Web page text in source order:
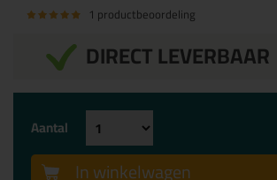
1 productbeoordeling
DIRECT LEVERBAAR
Aantal
In winkelwagen